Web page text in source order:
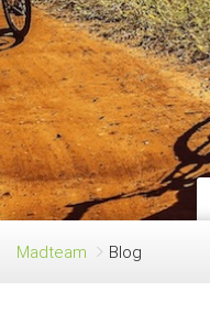
PORTADA
Madteam Blog